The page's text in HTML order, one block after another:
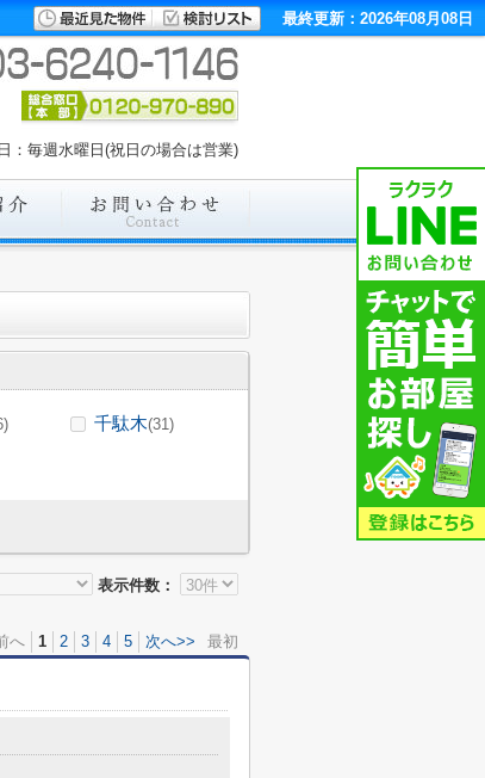
最終更新：2026年08月08日
毎週水曜日(祝日の場合は営業)
千駄木(31)
表示件数：
へ 1 2 3 4 5 次へ>> 最初